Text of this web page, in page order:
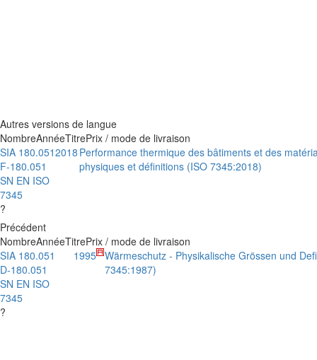
Autres versions de langue
NombreAnnéeTitrePrix / mode de livraison
SIA 180.051
F-180.051
SN EN ISO
7345
?
2018 Performance thermique des bâtiments et des
physiques et définitions (ISO 7345:2018)
Précédent
NombreAnnéeTitrePrix / mode de livraison
SIA 180.051
D-180.051
SN EN ISO
7345
?
1995 Wärmeschutz - Physikalische Grössen und
7345:1987)